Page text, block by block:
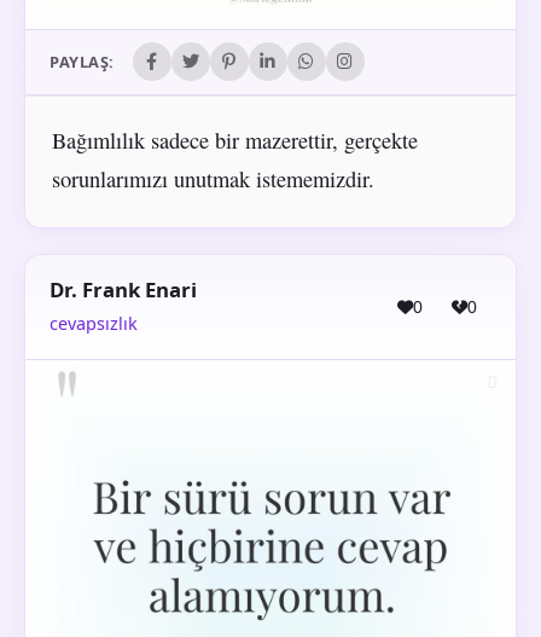
PAYLAŞ:
Bağımlılık sadece bir mazerettir, gerçekte
sorunlarımızı unutmak istememizdir.
Dr. Frank Enari
cevapsızlık
0 0